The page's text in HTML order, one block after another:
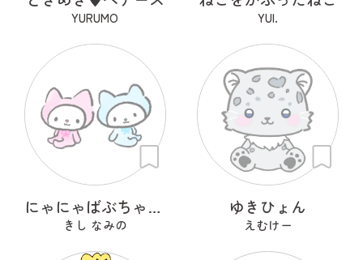
YURUMO YUI.
にゃにゃばぶちゃんず
きし なみの
ゆきひょん
えむけー